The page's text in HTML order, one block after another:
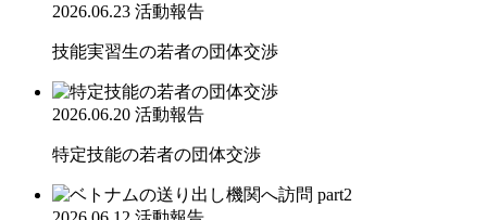
2026.06.23 活動報告
技能実習生の若者の団体交渉
2026.06.20 活動報告
特定技能の若者の団体交渉